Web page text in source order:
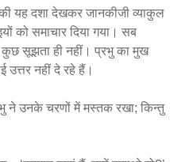
यह दशा देखकर जानकीजी व्याकुल
को समाचार दिया गया। सब
सूझता ही नहीं। प्रभु का मुख
नहीं दे रहे हैं।
ने उनके चरणों में मस्तक रखा; किन्तु